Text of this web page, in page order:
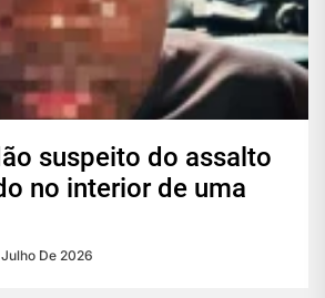
suspeito do assalto
no interior de uma
Julho De 2026